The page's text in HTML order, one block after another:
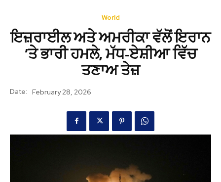
World
ਇਜ਼ਰਾਈਲ ਅਤੇ ਅਮਰੀਕਾ ਵੱਲੋਂ ਇਰਾਨ
‘ਤੇ ਭਾਰੀ ਹਮਲੇ, ਮੱਧ-ਏਸ਼ੀਆ ਵਿੱਚ
ਤਣਾਅ ਤੇਜ਼
Date: February 28, 2026